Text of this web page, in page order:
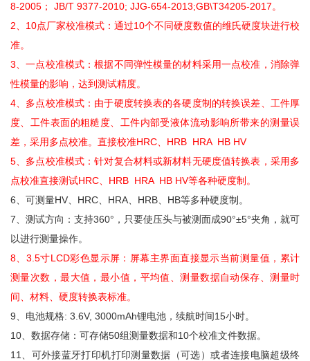
8-2005； JB/T 9377-2010; JJG-654-2013;GB\T34205-2017。
2、10点厂家校准模式：通过10个不同硬度数值的维氏硬度块进行校
准。
3、一点校准模式：根据不同弹性模量的材料采用一点校准，消除弹
性模量的影响，达到测试精度。
4、多点校准模式：由于硬度转换表的各硬度制的转换误差、工件厚
度、工件表面的粗糙度、工件内部受液体流动影响所带来的测量误
差，采用多点校准。直接校准HRC、HRB  HRA  HB HV
5、多点校准模式：针对复合材料或新材料无硬度值转换表，采用多
点校准直接测试HRC、HRB  HRA  HB HV等各种硬度制。
6、可测量HV、HRC、HRA、HRB、HB等多种硬度制。
7、测试方向：支持360°，只要使压头与被测面成90°±5°夹角，就可
以进行测量操作。
8、3.5寸LCD彩色显示屏：屏幕主界面直接显示当前测量值，累计
测量次数，最大值，最小值，平均值、测量数据自动保存、测量时
间、材料、硬度转换表标准。
9、电池规格: 3.6V, 3000mAh锂电池，续航时间15小时。
10、数据存储：可存储50组测量数据和10个校准文件数据。
11、可外接蓝牙打印机打印测量数据（可选）或者连接电脑超级终